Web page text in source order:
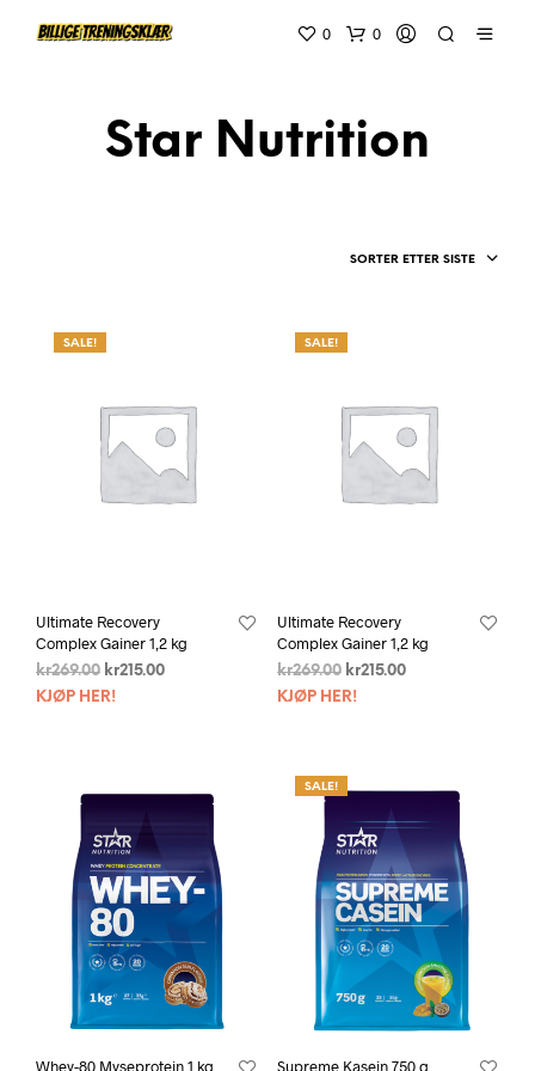
0 0
Star Nutrition
SORTER ETTER SISTE
SALE!
Ultimate Recovery
Complex Gainer 1,2 kg
kr269.00 kr215.00
KJØP HER!
SALE!
Ultimate Recovery
Complex Gainer 1,2 kg
kr269.00 kr215.00
KJØP HER!
Whey-80 Myseprotein 1 kg
SALE!
Supreme Kasein 750 g